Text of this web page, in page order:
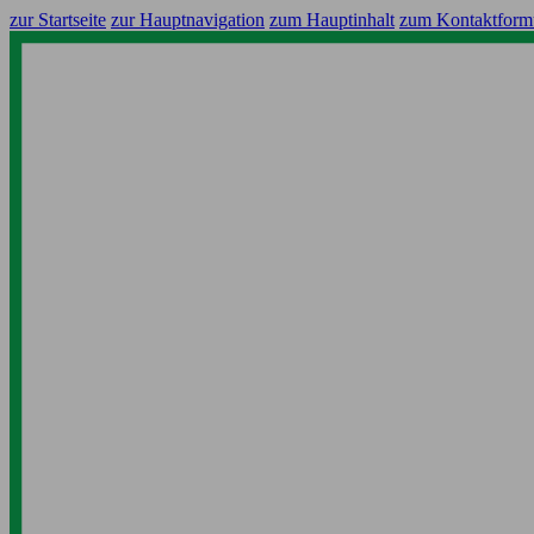
zur Startseite zur Hauptnavigation zum Hauptinhalt zum